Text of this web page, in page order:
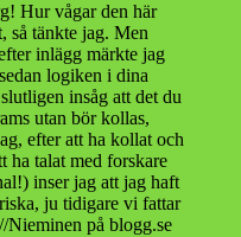
Hur vågar den här
så tänkte jag. Men
inlägg märkte jag
logiken i dina
insåg att det du
utan bör kollas,
efter att ha kollat och
ha talat med forskare
inser jag att jag haft
ju tidigare vi fattar
Nieminen på blogg.se